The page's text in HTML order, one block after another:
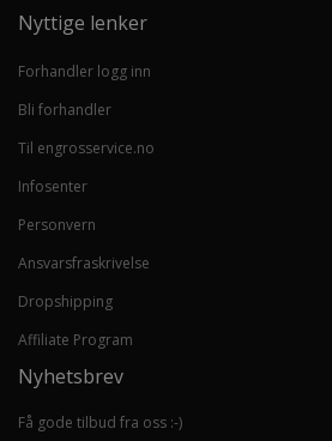
Nyttige lenker
Forhandler logg inn
Bli forhandler
Til engrosservice.no
Infosenter
Personvern
Ansvarsfraskrivelse
Dropshipping
Affiliate Program
Nyhetsbrev
Få gode tilbud fra oss :-)